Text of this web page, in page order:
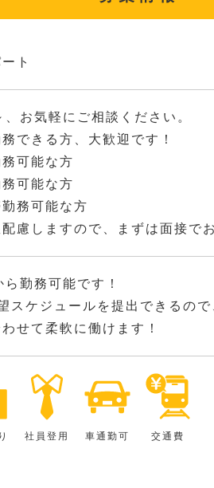
ト
お気軽にご相談ください。
できる方、大歓迎です！
務可能な方
務可能な方
勤務可能な方
慮しますので、まずは面接で
勤務可能です！
スケジュールを提出できるの
せて柔軟に働けます！
社員登用 車通勤可 交通費